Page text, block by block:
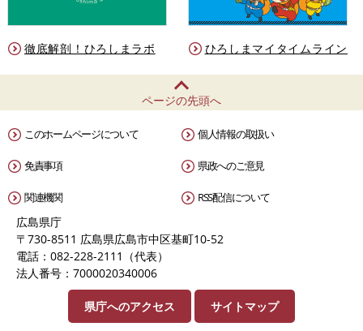
徹底解剖！ひろしまラボ ひろしまマイタイムライン
ページの先頭へ
このホームページについて 個人情報の取扱い
免責事項 県政へのご意見
関連機関 RSS配信について
広島県庁
〒730-8511 広島県広島市中区基町10-52
電話：082-228-2111（代表）
法人番号：7000020340006
県庁へのアクセス サイトマップ